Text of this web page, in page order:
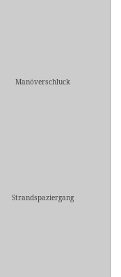
Manöverschluck
Strandspaziergang